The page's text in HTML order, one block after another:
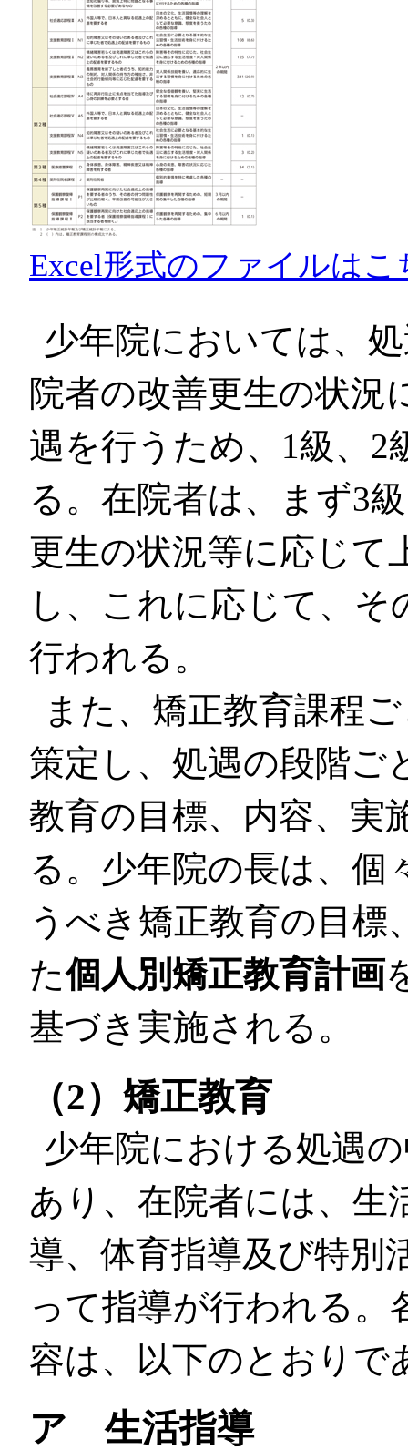
Excel形式のファイルはこ
少年院においては、
院者の改善更生の状況
遇を行うため、1級、2
る。在院者は、まず3
更生の状況等に応じて
し、これに応じて、
行われる。
また、矯正教育課程
策定し、処遇の段階ご
教育の目標、内容、実
る。少年院の長は、個
うべき矯正教育の目標
た個人別矯正教育計画
基づき実施される。
（2）矯正教育
少年院における処遇
あり、在院者には、生
導、体育指導及び特別
って指導が行われる。
容は、以下のとおりで
ア 生活指導